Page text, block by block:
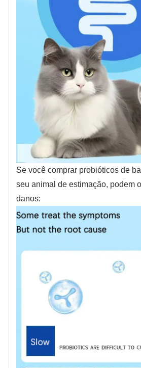
Se você comprar probióticos de
seu animal de estimação, podem
danos: